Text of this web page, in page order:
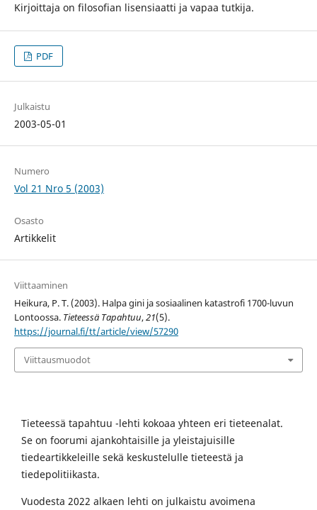
Kirjoittaja on filosofian lisensiaatti ja vapaa tutkija.
PDF
Julkaistu
2003-05-01
Numero
Vol 21 Nro 5 (2003)
Osasto
Artikkelit
Viittaaminen
Heikura, P. T. (2003). Halpa gini ja sosiaalinen katastrofi 1700-luvun
Lontoossa. Tieteessä Tapahtuu,21(5).
https://journal.fi/tt/article/view/57290
Viittausmuodot
Tieteessä tapahtuu -lehti kokoaa yhteen eri tieteenalat.
Se on foorumi ajankohtaisille ja yleistajuisille
tiedeartikkeleille sekä keskustelulle tieteestä ja
tiedepolitiikasta.
Vuodesta 2022 alkaen lehti on julkaistu avoimena